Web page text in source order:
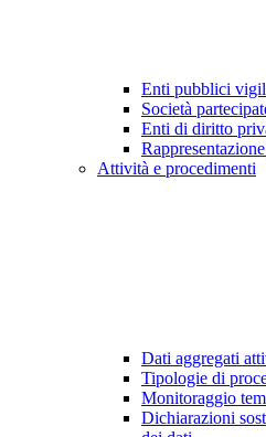
Enti pubblici
Società
Enti di diritto
Attività e procedimenti
Dati aggregati
Tipologie di
Monitoraggio
Dichiarazioni